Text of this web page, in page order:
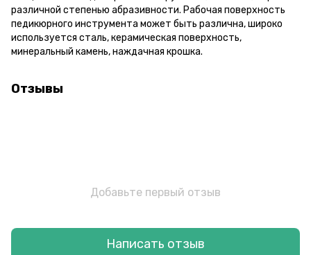
различной степенью абразивности. Рабочая поверхность
педикюрного инструмента может быть различна, широко
используется сталь, керамическая поверхность,
минеральный камень, наждачная крошка.
Отзывы
Добавьте первый отзыв
Написать отзыв